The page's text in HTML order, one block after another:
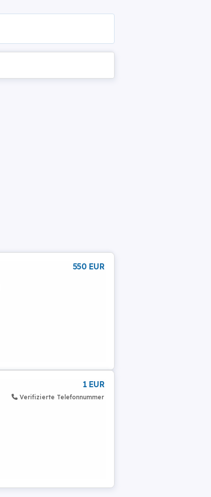
550 EUR
1 EUR
Verifizierte Telefonnummer